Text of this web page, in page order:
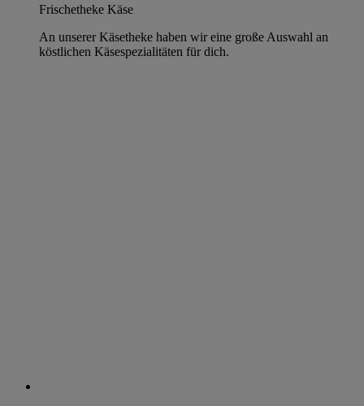
Frischetheke Käse
An unserer Käsetheke haben wir eine große Auswahl an
köstlichen Käsespezialitäten für dich.